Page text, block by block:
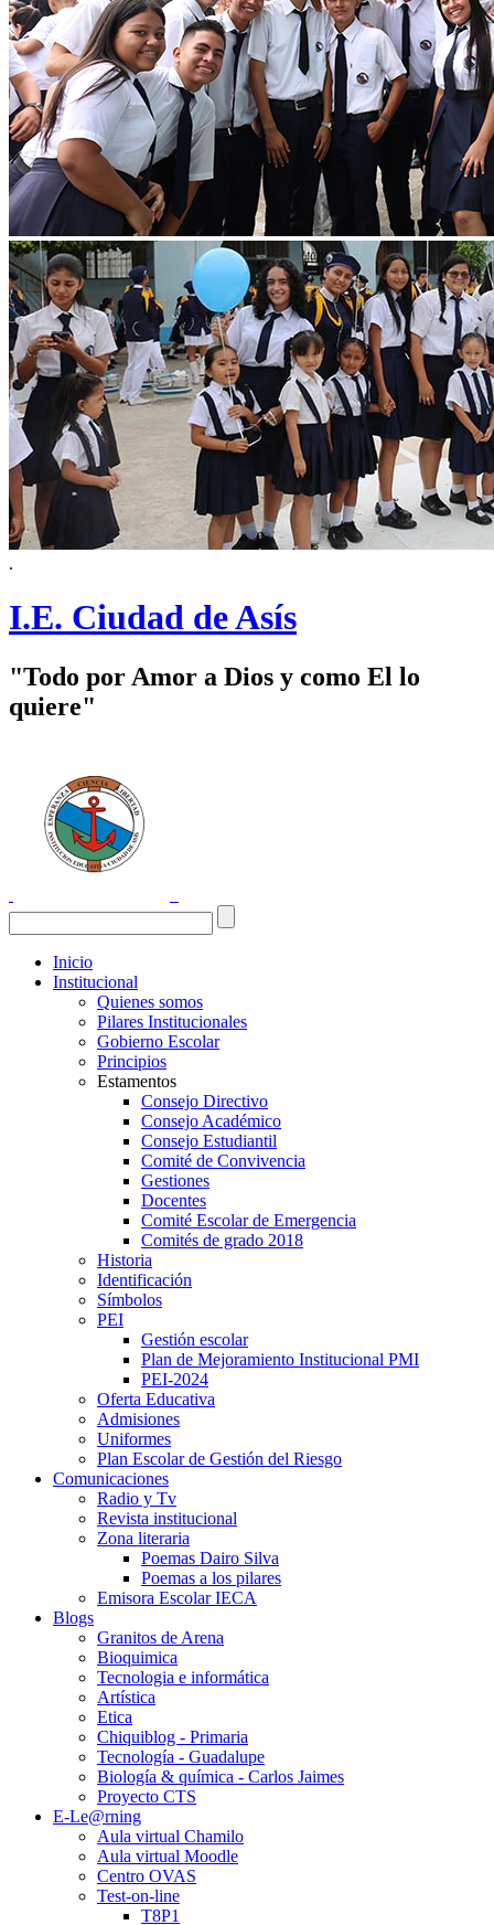
.
I.E. Ciudad de Asís
"Todo por Amor a Dios y como El lo
quiere"
Inicio
Institucional
Quienes somos
Pilares Institucionales
Gobierno Escolar
Principios
Estamentos
Consejo Directivo
Consejo Académico
Consejo Estudiantil
Comité de Convivencia
Gestiones
Docentes
Comité Escolar de Emergencia
Comités de grado 2018
Historia
Identificación
Símbolos
PEI
Gestión escolar
Plan de Mejoramiento Institucional PMI
PEI-2024
Oferta Educativa
Admisiones
Uniformes
Plan Escolar de Gestión del Riesgo
Comunicaciones
Radio y Tv
Revista institucional
Zona literaria
Poemas Dairo Silva
Poemas a los pilares
Emisora Escolar IECA
Blogs
Granitos de Arena
Bioquimica
Tecnologia e informática
Artística
Etica
Chiquiblog - Primaria
Tecnología - Guadalupe
Biología & química - Carlos Jaimes
Proyecto CTS
E-Le@rning
Aula virtual Chamilo
Aula virtual Moodle
Centro OVAS
Test-on-line
T8P1